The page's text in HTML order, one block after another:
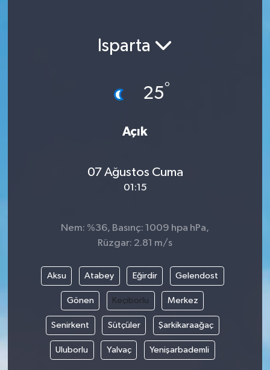
Isparta
25°
Açık
07 Ağustos Cuma
01:15
Nem: %36, Basınç: 1009 hpa hPa,
Rüzgar: 2.81 m/s
Aksu Atabey Eğirdir Gelendost
Gönen Keçiborlu Merkez
Senirkent Sütçüler Şarkikaraağaç
Uluborlu Yalvaç Yenişarbademli